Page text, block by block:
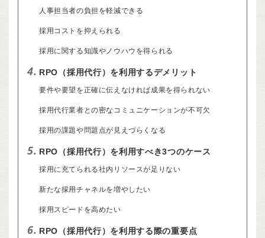
人事担当者の負担を軽減できる
採用コストを抑えられる
採用に関する知識やノウハウを得られる
4. RPO（採用代行）を利用するデメリット
要件や要望を正確に伝えなければ成果を得られない
採用代行業者との密なコミュニケーションが不可欠
採用の課題や問題点が見えづらくなる
5. RPO（採用代行）を利用すべき3つのケース
採用に充てられる社内リソースが足りない
新たな採用チャネルを増やしたい
採用スピードを高めたい
6. RPO（採用代行）を利用する際の重要点